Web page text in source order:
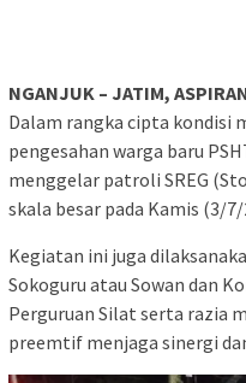
NGANJUK – JATIM,
Dalam rangka cipta kondisi
pengesahan warga baru
menggelar patroli SREG
skala besar pada Kamis (3/7/
Kegiatan ini juga
Sokoguru atau Sowan dan
Perguruan Silat serta razia
preemtif menjaga sinergi